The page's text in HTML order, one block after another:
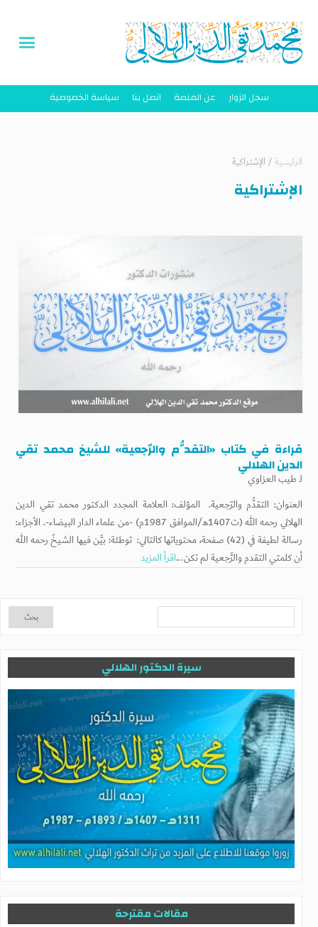
سجل الزوار عن المنصة اتصل بنا سياسة الخصوصية
الرئيسية/ الإشتراكية
الإشتراكية
قراءة في كتاب «التقدُّم والرّجعية» للشيخ محمد تقي
الدين الهلالي
لـطيب العزاوي
العنوان: التقدُّم والرّجعية. المؤلف: العلامة المجدد الدكتور محمد تقي الدين
الهلالي رحمه الله (ت1407هـ/الموافق 1987م) -من علماء الدار البيضاء-. الأجزاء:
رسالة لطيفة في (42) صفحة، محتوياتها كالتالي: توطئة: بيَّن فيها الشيخُ رحمه الله
أن كلمتي التقدم والرَّجعية لم تكن...اقرأ المزيد
سيرة الدكتور الهلالي
مقالات مقترحة